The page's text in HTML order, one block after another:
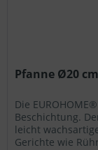
Pfanne Ø20
Die
Beschichtung.
leicht
Gerichte wie